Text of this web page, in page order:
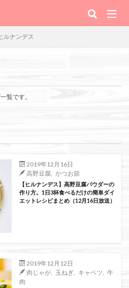
ルナンデス
覧です。
2019年12月16日
高野豆腐
かつお節
【ヒルナンデス】高野豆腐パウダーの
作り方。1日3杯食べるだけの簡単ダイ
エットレシピまとめ（12月16日放送）
2019年12月12日
肉じゃが
玉ねぎ キャベツ
牛
肉
番組 - assumed '番組' (this will
of PHP) in
wp-content/themes/the-
on line41
込み検索